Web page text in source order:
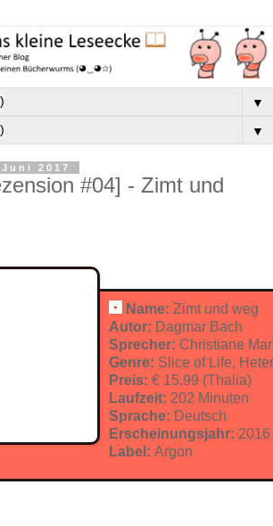
▼
▼
2017
#04] - Zimt und
Name: Zimt und weg
Autor: Dagmar Bach
Sprecher: Christiane
Genre: Slice of Life,
Preis: € 15,99 (Thalia)
Laufzeit: 202 Minuten
Sprache: Deutsch
Erscheinungsjahr: 2016
Label: Argon